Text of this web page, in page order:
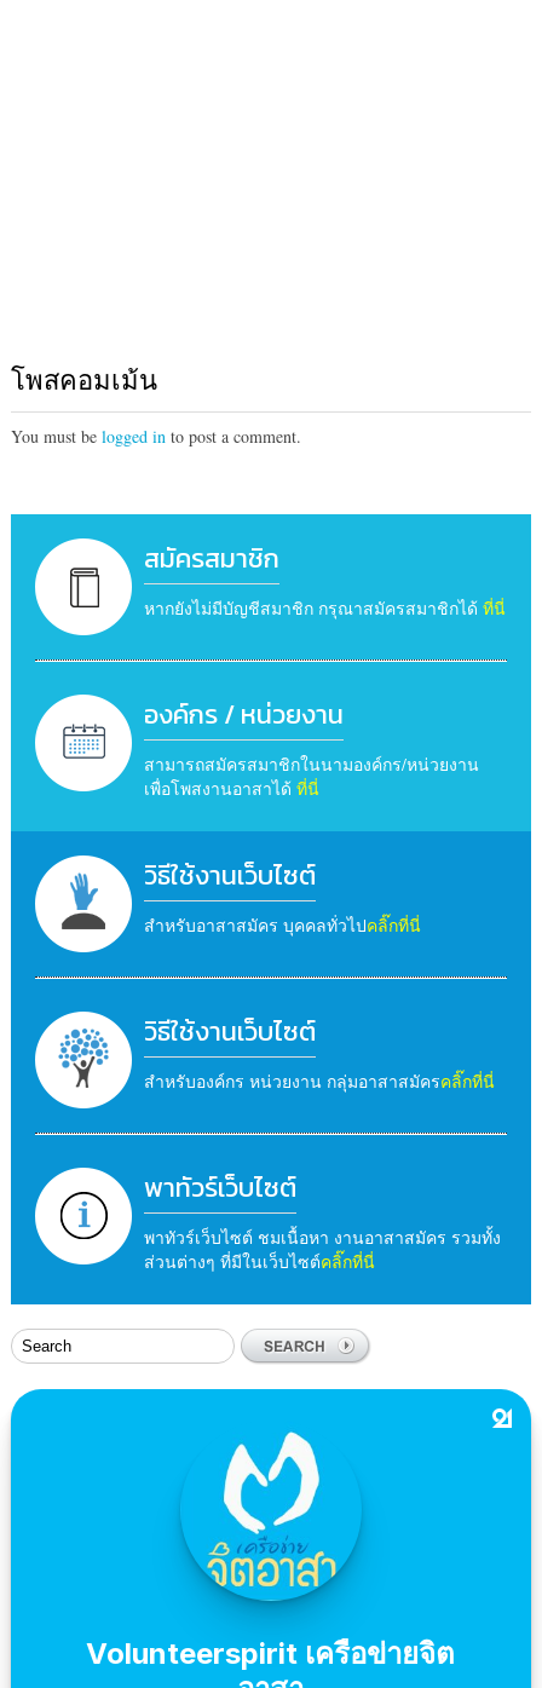
โพสคอมเม้น
You must be logged in to post a comment.
สมัครสมาชิก
หากยังไม่มีบัญชีสมาชิก กรุณาสมัครสมาชิกได้ ที่นี่
องค์กร / หน่วยงาน
สามารถสมัครสมาชิกในนามองค์กร/หน่วยงาน
เพื่อโพสงานอาสาได้ ที่นี่
วิธีใช้งานเว็บไซต์
สำหรับอาสาสมัคร บุคคลทั่วไปคลิ๊กที่นี่
วิธีใช้งานเว็บไซต์
สำหรับองค์กร หน่วยงาน กลุ่มอาสาสมัครคลิ๊กที่นี่
พาทัวร์เว็บไซต์
พาทัวร์เว็บไซต์ ชมเนื้อหา งานอาสาสมัคร รวมทั้ง
ส่วนต่างๆ ที่มีในเว็บไซต์คลิ๊กที่นี่